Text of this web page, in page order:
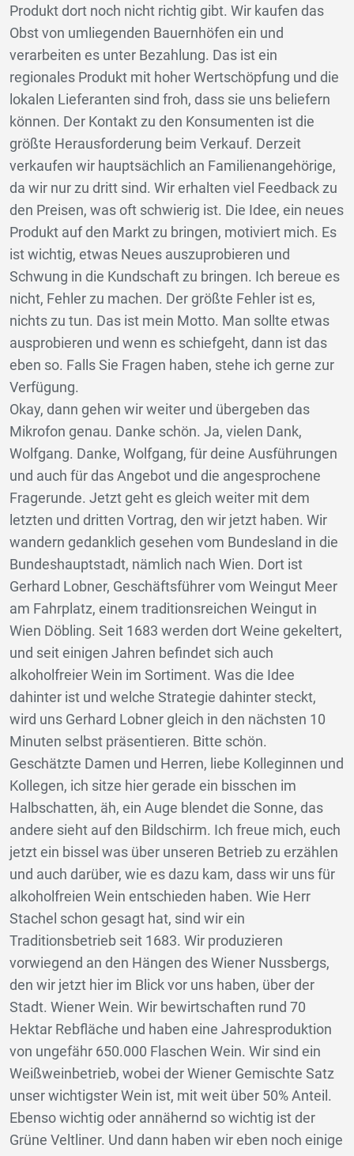
Produkt dort noch nicht richtig gibt. Wir kaufen das
Obst von umliegenden Bauernhöfen ein und
verarbeiten es unter Bezahlung. Das ist ein
regionales Produkt mit hoher Wertschöpfung und die
lokalen Lieferanten sind froh, dass sie uns beliefern
können. Der Kontakt zu den Konsumenten ist die
größte Herausforderung beim Verkauf. Derzeit
verkaufen wir hauptsächlich an Familienangehörige,
da wir nur zu dritt sind. Wir erhalten viel Feedback zu
den Preisen, was oft schwierig ist. Die Idee, ein neues
Produkt auf den Markt zu bringen, motiviert mich. Es
ist wichtig, etwas Neues auszuprobieren und
Schwung in die Kundschaft zu bringen. Ich bereue es
nicht, Fehler zu machen. Der größte Fehler ist es,
nichts zu tun. Das ist mein Motto. Man sollte etwas
ausprobieren und wenn es schiefgeht, dann ist das
eben so. Falls Sie Fragen haben, stehe ich gerne zur
Verfügung.
Okay, dann gehen wir weiter und übergeben das
Mikrofon genau. Danke schön. Ja, vielen Dank,
Wolfgang. Danke, Wolfgang, für deine Ausführungen
und auch für das Angebot und die angesprochene
Fragerunde. Jetzt geht es gleich weiter mit dem
letzten und dritten Vortrag, den wir jetzt haben. Wir
wandern gedanklich gesehen vom Bundesland in die
Bundeshauptstadt, nämlich nach Wien. Dort ist
Gerhard Lobner, Geschäftsführer vom Weingut Meer
am Fahrplatz, einem traditionsreichen Weingut in
Wien Döbling. Seit 1683 werden dort Weine gekeltert,
und seit einigen Jahren befindet sich auch
alkoholfreier Wein im Sortiment. Was die Idee
dahinter ist und welche Strategie dahinter steckt,
wird uns Gerhard Lobner gleich in den nächsten 10
Minuten selbst präsentieren. Bitte schön.
Geschätzte Damen und Herren, liebe Kolleginnen und
Kollegen, ich sitze hier gerade ein bisschen im
Halbschatten, äh, ein Auge blendet die Sonne, das
andere sieht auf den Bildschirm. Ich freue mich, euch
jetzt ein bissel was über unseren Betrieb zu erzählen
und auch darüber, wie es dazu kam, dass wir uns für
alkoholfreien Wein entschieden haben. Wie Herr
Stachel schon gesagt hat, sind wir ein
Traditionsbetrieb seit 1683. Wir produzieren
vorwiegend an den Hängen des Wiener Nussbergs,
den wir jetzt hier im Blick vor uns haben, über der
Stadt. Wiener Wein. Wir bewirtschaften rund 70
Hektar Rebfläche und haben eine Jahresproduktion
von ungefähr 650.000 Flaschen Wein. Wir sind ein
Weißweinbetrieb, wobei der Wiener Gemischte Satz
unser wichtigster Wein ist, mit weit über 50% Anteil.
Ebenso wichtig oder annähernd so wichtig ist der
Grüne Veltliner. Und dann haben wir eben noch einige